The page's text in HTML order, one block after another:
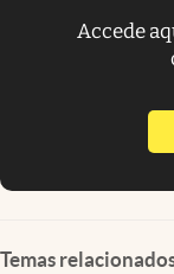
Accede
Temas